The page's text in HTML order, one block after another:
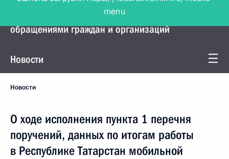
Управление Президента по работе с
обращениями граждан и организаций
Новости
Новости
О ходе исполнения пункта 1 перечня
поручений, данных по итогам работы
в Республике Татарстан мобильной
menu